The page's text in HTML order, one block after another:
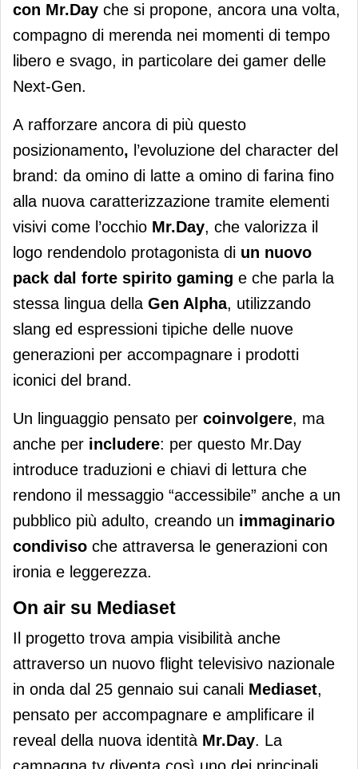
con Mr.Day che si propone, ancora una volta,
compagno di merenda nei momenti di tempo
libero e svago, in particolare dei gamer delle
Next-Gen.
A rafforzare ancora di più questo
posizionamento, l’evoluzione del character del
brand: da omino di latte a omino di farina fino
alla nuova caratterizzazione tramite elementi
visivi come l’occhio Mr.Day, che valorizza il
logo rendendolo protagonista di un nuovo
pack dal forte spirito gaming e che parla la
stessa lingua della Gen Alpha, utilizzando
slang ed espressioni tipiche delle nuove
generazioni per accompagnare i prodotti
iconici del brand.
Un linguaggio pensato per coinvolgere, ma
anche per includere: per questo Mr.Day
introduce traduzioni e chiavi di lettura che
rendono il messaggio “accessibile” anche a un
pubblico più adulto, creando un immaginario
condiviso che attraversa le generazioni con
ironia e leggerezza.
On air su Mediaset
Il progetto trova ampia visibilità anche
attraverso un nuovo flight televisivo nazionale
in onda dal 25 gennaio sui canali Mediaset,
pensato per accompagnare e amplificare il
reveal della nuova identità Mr.Day. La